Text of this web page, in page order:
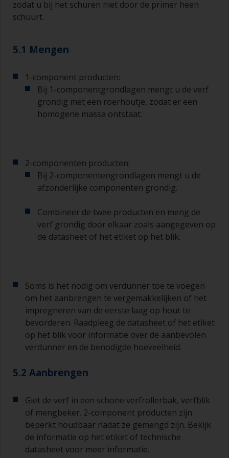
zodat u bij het schuren niet door de primer heen
schuurt.
5.1 Mengen
1-component producten:
Bij 1-componentgrondlagen mengt u de verf
grondig met een roerhoutje, zodat er een
homogene massa ontstaat.
2-componenten producten:
Bij 2-componentengrondlagen mengt u de
afzonderlijke componenten grondig.
Combineer de twee producten en meng de
verf grondig door elkaar zoals aangegeven op
de datasheet of het etiket op het blik.
Soms is het nodig om verdunner toe te voegen
om het aanbrengen te vergemakkelijken of het
impregneren van de eerste laag op hout te
bevorderen. Raadpleeg de datasheet of het etiket
op het blik voor informatie over de aanbevolen
verdunner en de benodigde hoeveelheid.
5.2 Aanbrengen
Giet de verf in een schone verfrollerbak, verfblik
of mengbeker. 2-component producten zijn
beperkt houdbaar nadat ze gemengd zijn. Bekijk
de informatie op het etiket of technische
datasheet voor meer informatie.